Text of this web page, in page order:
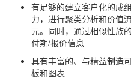
有足够的建立客户化的成
力，进行聚类分析和价值
元。同时，通过相似性族
付期/报价信息
具有丰富的、与精益制造
板和图表